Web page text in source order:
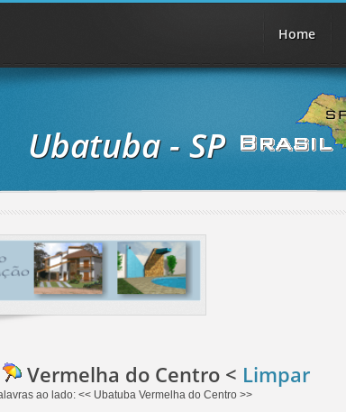
Home
Ubatuba - SP
Vermelha do Centro < Limpar
ao lado: << Ubatuba Vermelha do Centro >>